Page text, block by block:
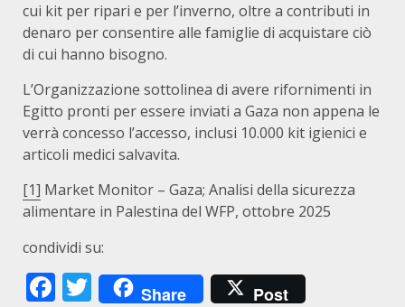
cui kit per ripari e per l’inverno, oltre a contributi in
denaro per consentire alle famiglie di acquistare ciò
di cui hanno bisogno.
L’Organizzazione sottolinea di avere rifornimenti in
Egitto pronti per essere inviati a Gaza non appena le
verrà concesso l’accesso, inclusi 10.000 kit igienici e
articoli medici salvavita.
[1] Market Monitor – Gaza; Analisi della sicurezza
alimentare in Palestina del WFP, ottobre 2025
condividi su:
Facebook
Twitter
Share Post